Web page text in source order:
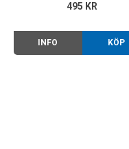
495 KR
INFO KÖP